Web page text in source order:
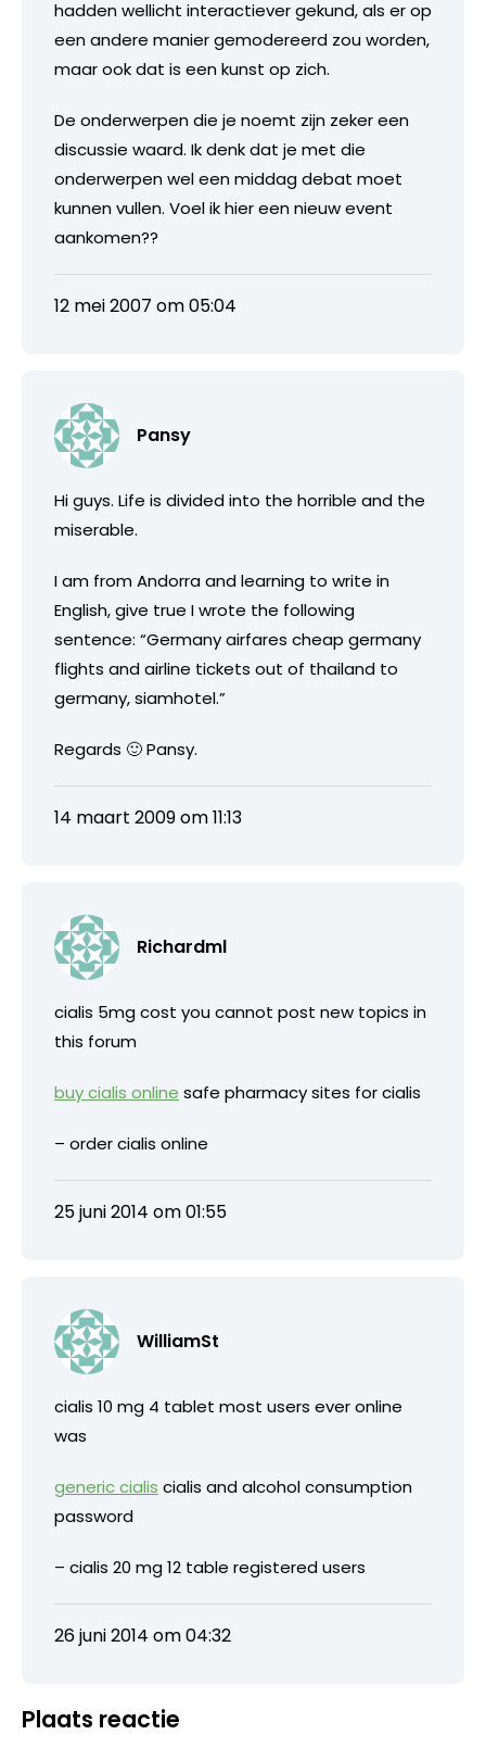
hadden wellicht interactiever gekund, als er op
een andere manier gemodereerd zou worden,
maar ook dat is een kunst op zich.
De onderwerpen die je noemt zijn zeker een
discussie waard. Ik denk dat je met die
onderwerpen wel een middag debat moet
kunnen vullen. Voel ik hier een nieuw event
aankomen??
12 mei 2007 om 05:04
Pansy
Hi guys. Life is divided into the horrible and the
miserable.
I am from Andorra and learning to write in
English, give true I wrote the following
sentence: “Germany airfares cheap germany
flights and airline tickets out of thailand to
germany, siamhotel.”
Regards 🙂 Pansy.
14 maart 2009 om 11:13
Richardml
cialis 5mg cost you cannot post new topics in
this forum
buy cialis online safe pharmacy sites for cialis
– order cialis online
25 juni 2014 om 01:55
WilliamSt
cialis 10 mg 4 tablet most users ever online
was
generic cialis cialis and alcohol consumption
password
– cialis 20 mg 12 table registered users
26 juni 2014 om 04:32
Plaats reactie